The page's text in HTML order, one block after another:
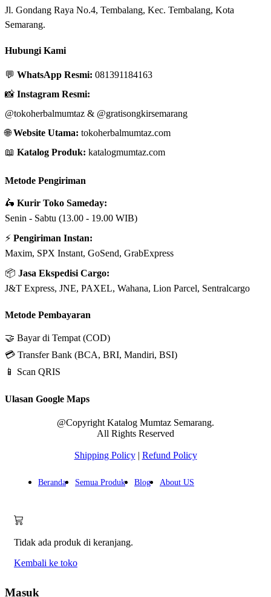
Jl. Gondang Raya No.4, Tembalang, Kec. Tembalang, Kota
Semarang.
Hubungi Kami
💬 WhatsApp Resmi: 081391184163
📸 Instagram Resmi:
@tokoherbalmumtaz & @gratisongkirsemarang
🌐Website Utama: tokoherbalmumtaz.com
📖 Katalog Produk: katalogmumtaz.com
Metode Pengiriman
🛵 Kurir Toko Sameday:
Senin - Sabtu (13.00 - 19.00 WIB)
⚡ Pengiriman Instan:
Maxim, SPX Instant, GoSend, GrabExpress
📦 Jasa Ekspedisi Cargo:
J&T Express, JNE, PAXEL, Wahana, Lion Parcel, Sentralcargo
Metode Pembayaran
🤝 Bayar di Tempat (COD)
💳 Transfer Bank (BCA, BRI, Mandiri, BSI)
📱 Scan QRIS
Ulasan Google Maps
@Copyright Katalog Mumtaz Semarang.
All Rights Reserved
Shipping Policy| Refund Policy
Beranda Semua Produk Blog About US
Tidak ada produk di keranjang.
Kembali ke toko
Masuk